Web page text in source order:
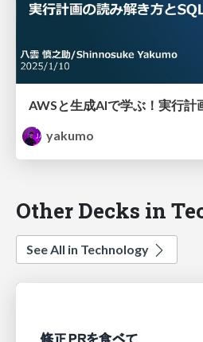
yakumo
Other Decks in
See All in Technology